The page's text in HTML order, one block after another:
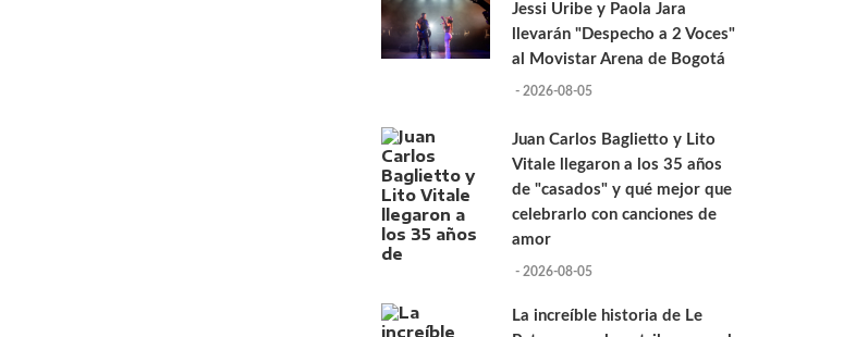
Jessi Uribe y Paola Jara
llevarán "Despecho a 2 Voces"
al Movistar Arena de Bogotá
- 2026-08-05
Juan Carlos Baglietto y Lito
Vitale llegaron a los 35 años
de "casados" y qué mejor que
celebrarlo con canciones de
amor
- 2026-08-05
La increíble historia de Le